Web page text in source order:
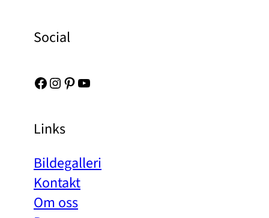
Social
Facebook Instagram Pinterest YouTube
Links
Bildegalleri
Kontakt
Om oss